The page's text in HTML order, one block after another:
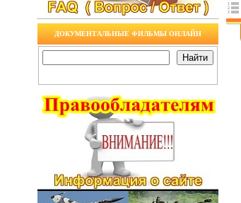
ДОКУМЕНТАЛЬНЫЕ ФИЛЬМЫ ОНЛАЙН